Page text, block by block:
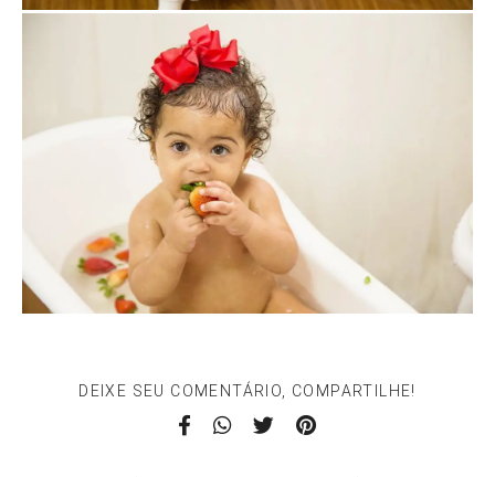
DEIXE SEU COMENTÁRIO, COMPARTILHE!